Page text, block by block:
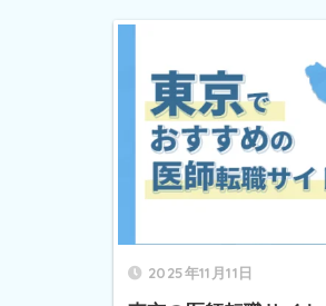
2025年11月11日